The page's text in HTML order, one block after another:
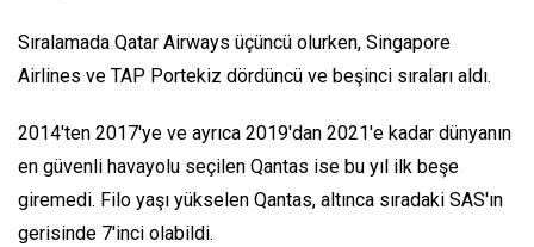
Sıralamada Qatar Airways üçüncü olurken, Singapore
Airlines ve TAP Portekiz dördüncü ve beşinci sıraları aldı.
2014'ten 2017'ye ve ayrıca 2019'dan 2021'e kadar dünyanın
en güvenli havayolu seçilen Qantas ise bu yıl ilk beşe
giremedi. Filo yaşı yükselen Qantas, altınca sıradaki SAS'ın
gerisinde 7'inci olabildi.